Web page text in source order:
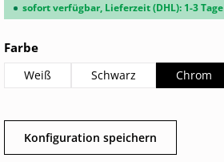
sofort verfügbar, Lieferzeit (DHL): 1-3 Tage
Farbeauswählen
Weiß Schwarz Chrom
Konfiguration speichern